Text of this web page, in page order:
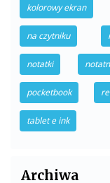
kolorowy ekran
na czytniku
notatki
pocketbook
tablet e ink
Archiwa